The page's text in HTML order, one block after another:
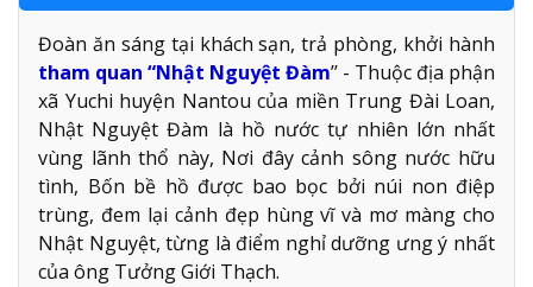
Đoàn ăn sáng tại khách sạn, trả phòng, khởi hành
tham quan “Nhật Nguyệt Đàm’’ - Thuộc địa phận
xã Yuchi huyện Nantou của miền Trung Đài Loan,
Nhật Nguyệt Đàm là hồ nước tự nhiên lớn nhất
vùng lãnh thổ này, Nơi đây cảnh sông nước hữu
tình, Bốn bề hồ được bao bọc bởi núi non điệp
trùng, đem lại cảnh đẹp hùng vĩ và mơ màng cho
Nhật Nguyệt, từng là điểm nghỉ dưỡng ưng ý nhất
của ông Tưởng Giới Thạch.